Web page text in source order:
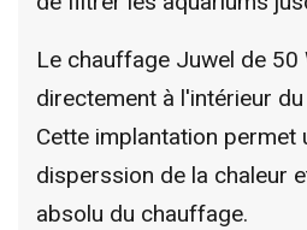
Le chauffage Juwel de 50
directement à l'intérieur
Cette implantation permet
disperssion de la chaleur
absolu du chauffage.